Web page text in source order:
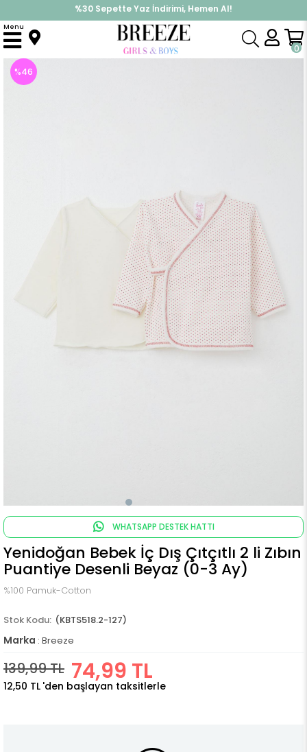
%30 Sepette Yaz İndirimi, Hemen Al!
İndirimlere ek %10 İndirimi Kap, Hemen Üye Ol!
0
Menu
Anasayfa Hastane Çıkışı
%46
WHATSAPP DESTEK HATTI
Yenidoğan Bebek İç Dış Çıtçıtlı 2 li Zıbın
Puantiye Desenli Beyaz (0-3 Ay)
%100 Pamuk-Cotton
(KBTS518.2-127)
Marka : Breeze
139,99 TL 74,99 TL
12,50 TL 'den başlayan taksitlerle